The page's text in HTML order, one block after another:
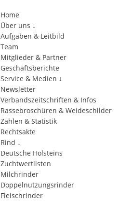
Home
Über uns ↓
Aufgaben & Leitbild
Team
Mitglieder & Partner
Geschäftsberichte
Service & Medien ↓
Newsletter
Verbandszeitschriften & Infos
Rassebroschüren & Weideschilder
Zahlen & Statistik
Rechtsakte
Rind ↓
Deutsche Holsteins
Zuchtwertlisten
Milchrinder
Doppelnutzungsrinder
Fleischrinder